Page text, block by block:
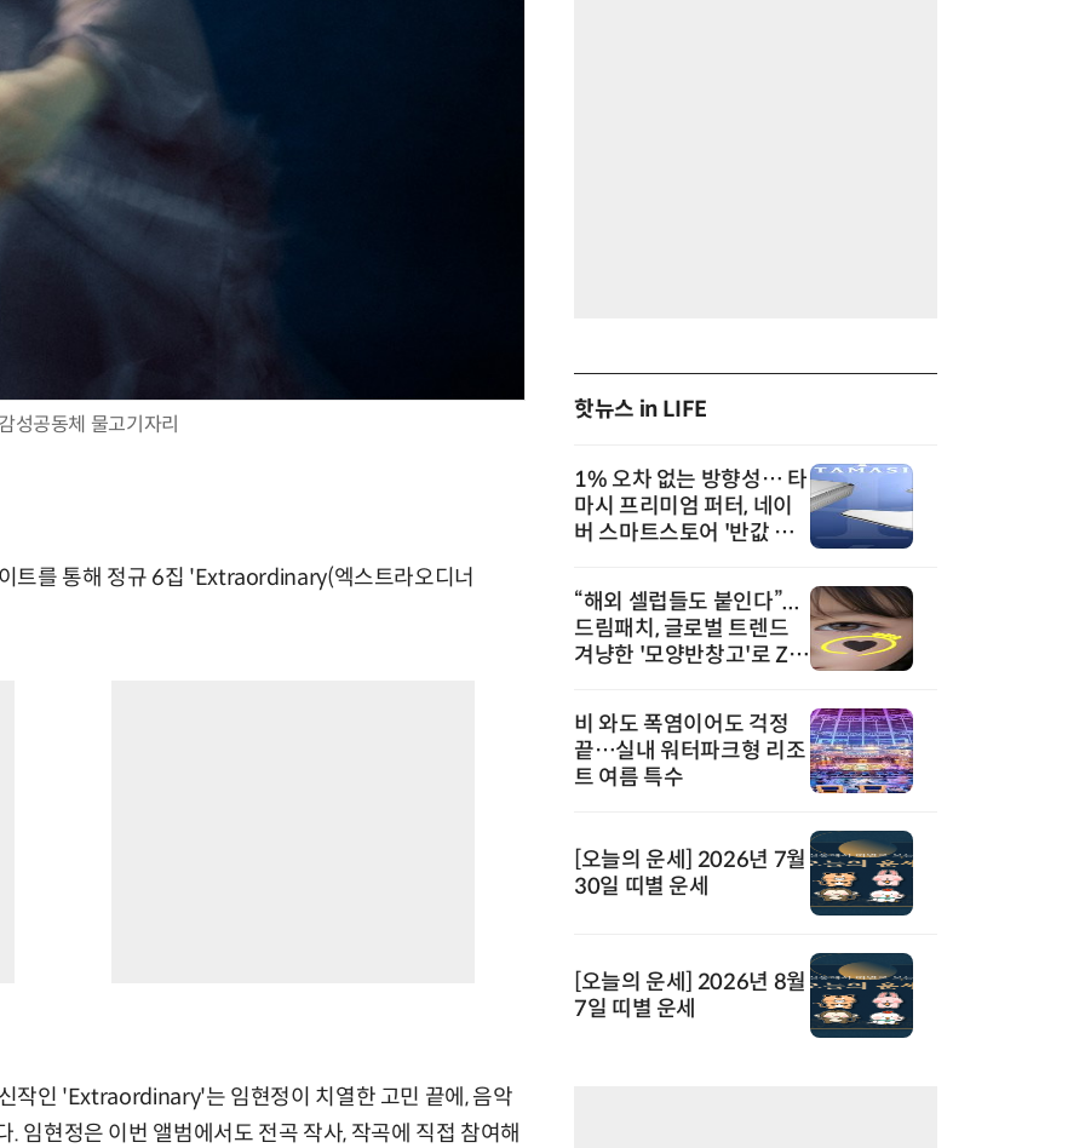
성공동체 물고기자리
트를 통해 정규 6집 'Extraordinary(엑스트라오디너
작인 'Extraordinary'는 임현정이 치열한 고민 끝에, 음악
임현정은 이번 앨범에서도 전곡 작사, 작곡에 직접 참여해
핫뉴스 in LIFE
1% 오차 없는 방향성… 타
마시 프리미엄 퍼터, 네이
버 스마트스토어 '반값 할
“해외 셀럽들도 붙인다”...
드림패치, 글로벌 트렌드
겨냥한 '모양반창고'로 Z세
비 와도 폭염이어도 걱정
끝…실내 워터파크형 리조
트 여름 특수
[오늘의 운세] 2026년 7월
30일 띠별 운세
[오늘의 운세] 2026년 8월
7일 띠별 운세